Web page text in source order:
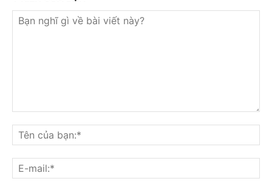
nghĩ
gì
về
bài
viết